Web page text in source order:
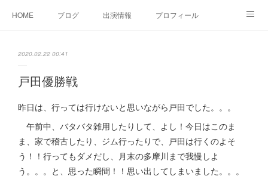
HOME ブログ 出演情報 プロフィール
2020.02.22 00:41
戸田優勝戦
昨日は、行っては行けないと思いながら戸田でした。。。
午前中、バタバタ雑用したりして、よし！今日はこのま
ま、家で稽古したり、ジム行ったりで、戸田は行くのよそ
う！！行ってもダメだし、月末の多摩川まで我慢しよ
う。。。と、思った瞬間！！思い出してしまいました。。。